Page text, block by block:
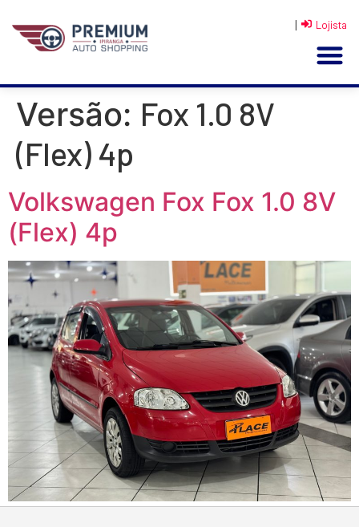
| Lojista
Versão: Fox 1.0 8V
(Flex) 4p
Volkswagen Fox Fox 1.0 8V
(Flex) 4p